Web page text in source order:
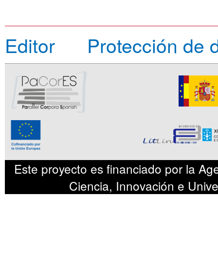
Editor Protección de
Este proyecto es financiado por la
Ciencia, Innovación e